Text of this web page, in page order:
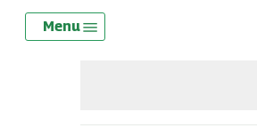
Skip
Menu
Menu